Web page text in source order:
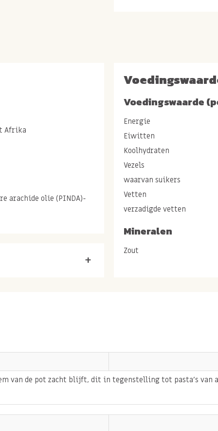
Afrika
arachide olie (PINDA)-
andere onnodige
baksels
Voedingswaarde
Energie
Eiwitten
Koolhydraten
Vezels
waarvan suikers
Vetten
verzadigde vetten
Mineralen
Zout
+
van de pot zacht blijft, dit in tegenstelling tot pasta's van